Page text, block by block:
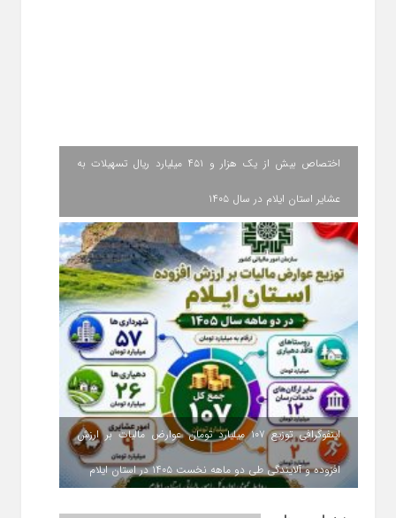
اختصاص بیش از یک هزار و ۴۵۱ میلیارد ریال تسهیلات به
عشایر استان ایلام در سال ۱۴۰۵
اینفوگرافی توزیع ۱۰۷ میلیارد تومان عوارض مالیات بر ارزش
افزوده و آلایندگی طی دو ماهه نخست ۱۴۰۵ در استان ایلام